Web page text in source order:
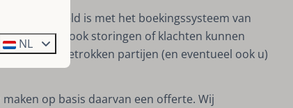
dat gekoppeld is met het boekingssysteem van
ze o.a. ook storingen of klachten kunnen
waar de betrokken partijen (en eventueel ook u)
op basis daarvan een offerte. Wij
NL